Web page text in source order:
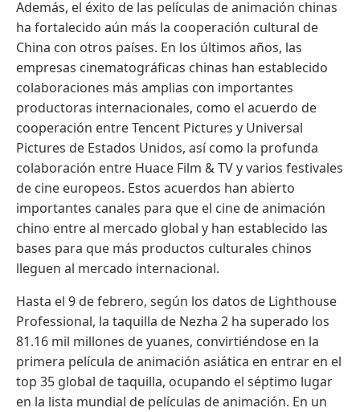
Además, el éxito de las películas de animación chinas
ha fortalecido aún más la cooperación cultural de
China con otros países. En los últimos años, las
empresas cinematográficas chinas han establecido
colaboraciones más amplias con importantes
productoras internacionales, como el acuerdo de
cooperación entre Tencent Pictures y Universal
Pictures de Estados Unidos, así como la profunda
colaboración entre Huace Film & TV y varios festivales
de cine europeos. Estos acuerdos han abierto
importantes canales para que el cine de animación
chino entre al mercado global y han establecido las
bases para que más productos culturales chinos
lleguen al mercado internacional.
Hasta el 9 de febrero, según los datos de Lighthouse
Professional, la taquilla de Nezha 2 ha superado los
81.16 mil millones de yuanes, convirtiéndose en la
primera película de animación asiática en entrar en el
top 35 global de taquilla, ocupando el séptimo lugar
en la lista mundial de películas de animación. En un